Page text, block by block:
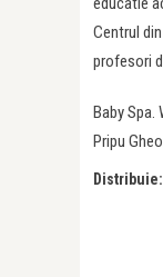
Centrul
profesori
Baby Spa.
Pripu
Distribuie: